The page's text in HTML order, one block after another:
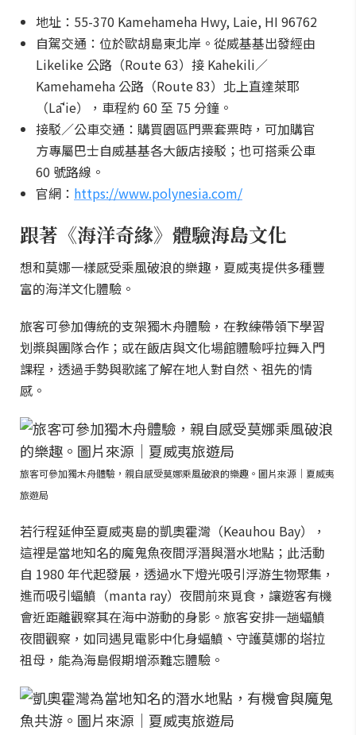
地址：55-370 Kamehameha Hwy, Laie, HI 96762
自駕交通：位於歐胡島東北岸。從威基基出發經由
Likelike 公路（Route 63）接 Kahekili／
Kamehameha 公路（Route 83）北上直達萊耶
（Lāʻie），車程約 60 至 75 分鐘。
接駁／公車交通：購買園區門票套票時，可加購官
方專屬巴士自威基基各大飯店接駁；也可搭乘公車
60 號路線。
官網： https://www.polynesia.com/
跟著《海洋奇緣》體驗海島文化
想和莫娜一樣感受乘風破浪的樂趣，夏威夷提供多種豐
富的海洋文化體驗。
旅客可參加傳統的支架獨木舟體驗，在教練帶領下學習
划槳與團隊合作；或在飯店與文化場館體驗呼拉舞入門
課程，透過手勢與歌謠了解在地人對自然、祖先的情
感。
旅客可參加獨木舟體驗，親自感受莫娜乘風破浪的樂趣。圖片來源｜夏威夷
旅遊局
若行程延伸至夏威夷島的凱奧霍灣（Keauhou Bay），
這裡是當地知名的魔鬼魚夜間浮潛與潛水地點；此活動
自 1980 年代起發展，透過水下燈光吸引浮游生物聚集，
進而吸引蝠鱝（manta ray）夜間前來覓食，讓遊客有機
會近距離觀察其在海中游動的身影。旅客安排一趟蝠鱝
夜間觀察，如同遇見電影中化身蝠鱝、守護莫娜的塔拉
祖母，能為海島假期增添難忘體驗。